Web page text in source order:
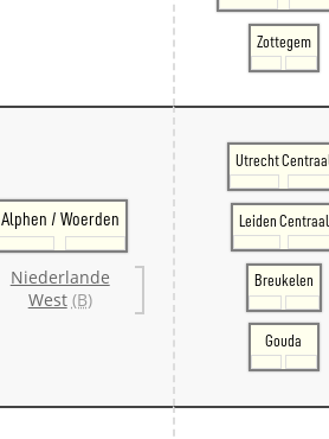
Zottegem
Alphen / Woerden
Niederlande
West (B)
Utrecht
Leiden Centraal
Breukelen
Gouda